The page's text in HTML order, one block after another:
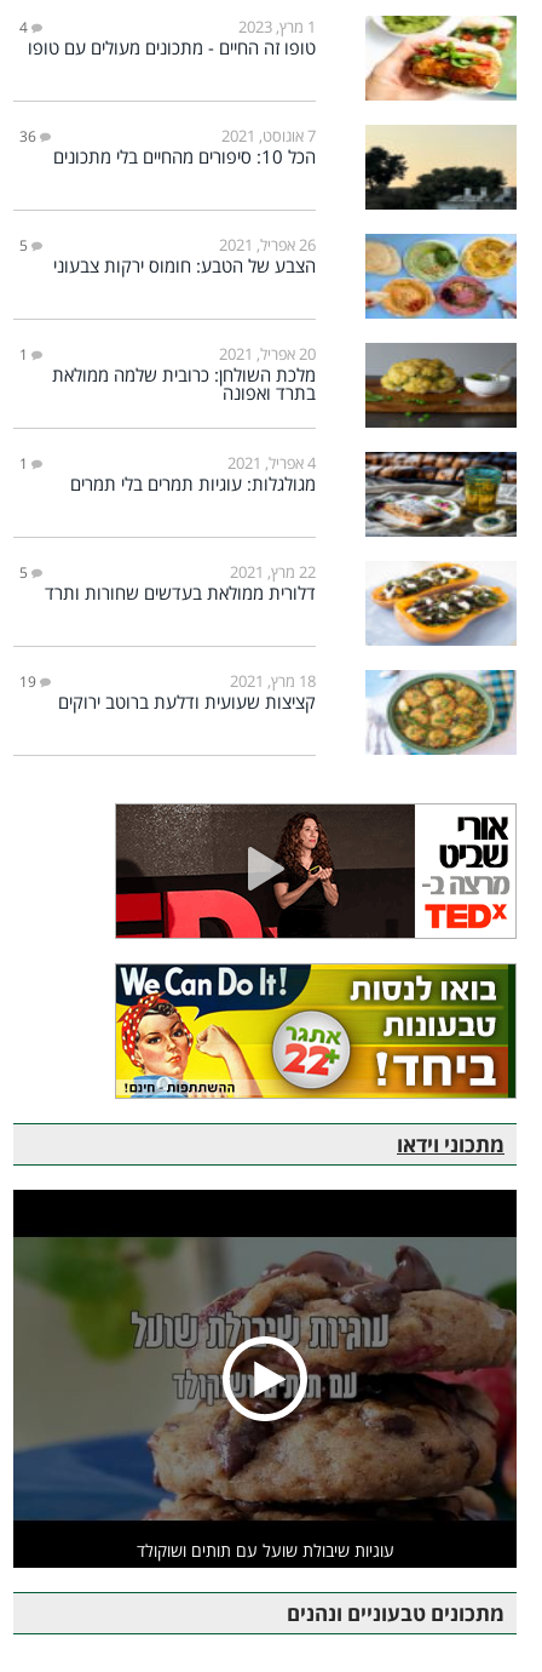
1 מרץ, 2023 4
טופו זה החיים - מתכונים מעולים עם טופו
7 אוגוסט, 2021 36
הכל 10: סיפורים מהחיים בלי מתכונים
26 אפריל, 2021 5
הצבע של הטבע: חומוס ירקות צבעוני
20 אפריל, 2021 1
מלכת השולחן: כרובית שלמה ממולאת
בתרד ואפונה
4 אפריל, 2021 1
מגולגלות: עוגיות תמרים בלי תמרים
22 מרץ, 2021 5
דלורית ממולאת בעדשים שחורות ותרד
18 מרץ, 2021 19
קציצות שעועית ודלעת ברוטב ירוקים
מתכוני וידאו
עוגיות שיבולת שועל עם תותים ושוקולד
מתכונים טבעוניים ונהנים